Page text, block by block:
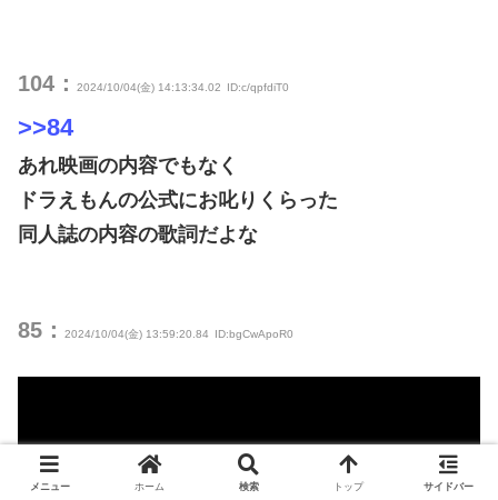
104： 2024/10/04(金) 14:13:34.02 ID:c/qpfdiT0
>>84
あれ映画の内容でもなく
ドラえもんの公式にお叱りくらった
同人誌の内容の歌詞だよな
85： 2024/10/04(金) 13:59:20.84 ID:bgCwApoR0
メニュー ホーム 検索 トップ サイドバー